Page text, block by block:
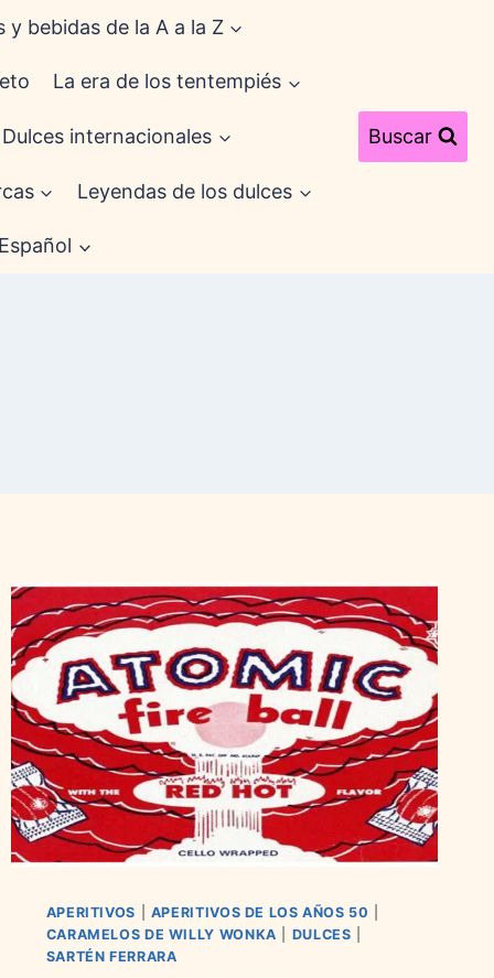
bebidas de la A a la Z
La era de los tentempiés
Dulces internacionales
Leyendas de los dulces
Español
Buscar
APERITIVOS APERITIVOS DE LOS AÑOS 50
CARAMELOS DE WILLY WONKA
DULCES
SARTÉN FERRARA